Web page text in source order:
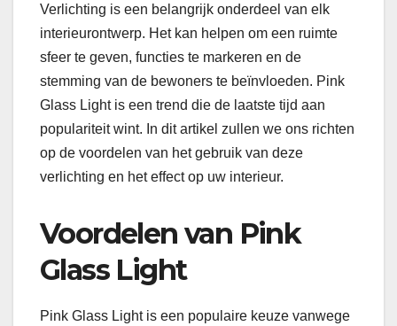
Verlichting is een belangrijk onderdeel van elk
interieurontwerp. Het kan helpen om een ​​ruimte
sfeer te geven, functies te markeren en de
stemming van de bewoners te beïnvloeden. Pink
Glass Light is een trend die de laatste tijd aan
populariteit wint. In dit artikel zullen we ons richten
op de voordelen van het gebruik van deze
verlichting en het effect op uw interieur.
Voordelen van Pink
Glass Light
Pink Glass Light is een populaire keuze vanwege